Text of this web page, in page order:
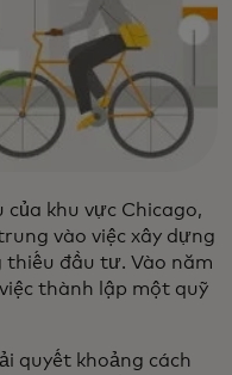
khu vực Chicago,
vào việc xây dựng
thiếu đầu tư. Vào năm
thành lập một quỹ
quyết khoảng cách